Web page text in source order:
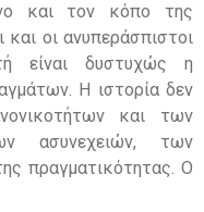
και τον κόπο της
οι ανυπεράσπιστοι
είναι δυστυχώς η
Η ιστορία δεν
και των
ασυνεχειών, των
πραγματικότητας. Ο